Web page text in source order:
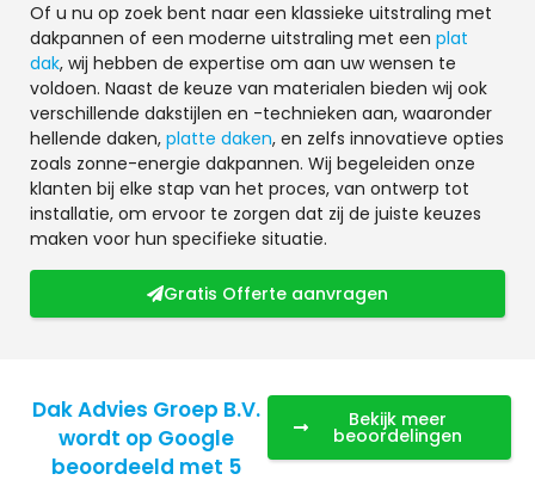
Of u nu op zoek bent naar een klassieke uitstraling met
dakpannen of een moderne uitstraling met een plat
dak, wij hebben de expertise om aan uw wensen te
voldoen. Naast de keuze van materialen bieden wij ook
verschillende dakstijlen en -technieken aan, waaronder
hellende daken, platte daken, en zelfs innovatieve opties
zoals zonne-energie dakpannen. Wij begeleiden onze
klanten bij elke stap van het proces, van ontwerp tot
installatie, om ervoor te zorgen dat zij de juiste keuzes
maken voor hun specifieke situatie.
Gratis Offerte aanvragen
Dak Advies Groep B.V.
wordt op Google
beoordeeld met 5
Bekijk meer
beoordelingen